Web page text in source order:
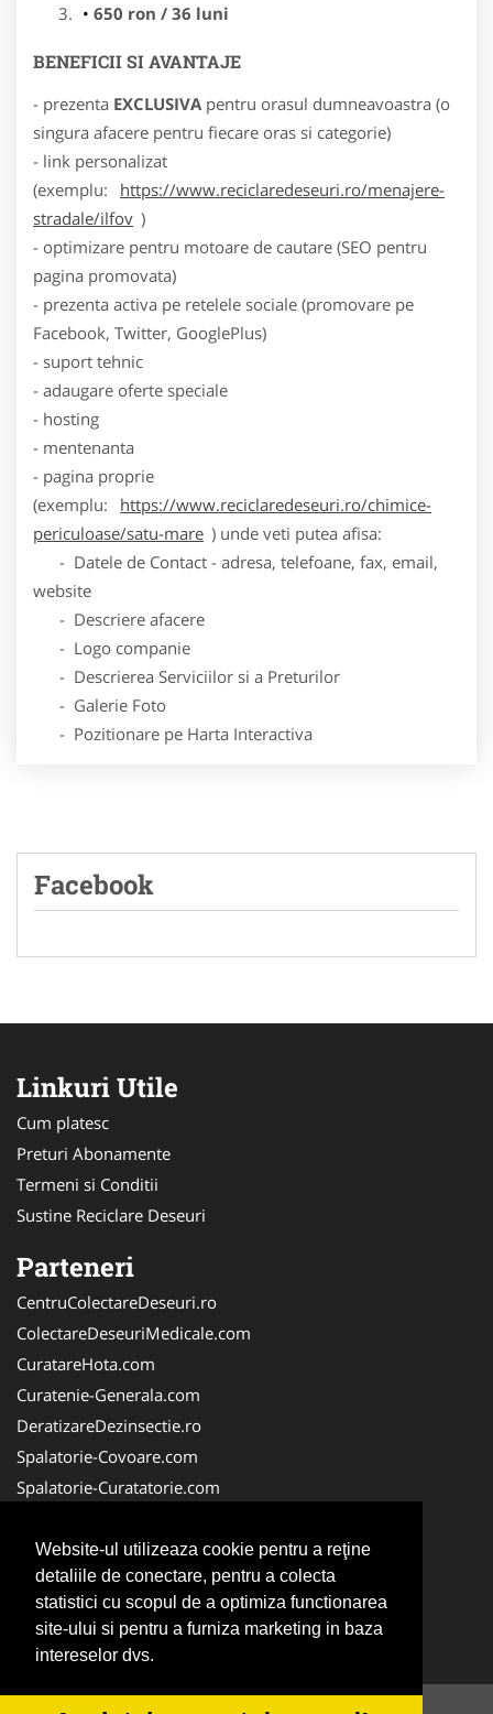
Website-ul utilizeaza cookie pentru a reţine
detaliile de conectare, pentru a colecta
statistici cu scopul de a optimiza functionarea
site-ului si pentru a furniza marketing in baza
intereselor dvs.
650 ron / 36 luni
BENEFICII SI AVANTAJE
- prezenta EXCLUSIVA pentru orasul dumneavoastra (o
singura afacere pentru fiecare oras si categorie)
- link personalizat
(exemplu:
https://www.reciclaredeseuri.ro/menajere-
stradale/ilfov )
- optimizare pentru motoare de cautare (SEO pentru
pagina promovata)
- prezenta activa pe retelele sociale (promovare pe
Facebook, Twitter, GooglePlus)
- suport tehnic
- adaugare oferte speciale
- hosting
- mentenanta
- pagina proprie
(exemplu:
https://www.reciclaredeseuri.ro/chimice-
periculoase/satu-mare ) unde veti putea afisa:
- Datele de Contact - adresa, telefoane, fax, email,
website
- Descriere afacere
- Logo companie
- Descrierea Serviciilor si a Preturilor
- Galerie Foto
- Pozitionare pe Harta Interactiva
Facebook
Linkuri Utile
Cum platesc
Preturi Abonamente
Termeni si Conditii
Sustine Reciclare Deseuri
Parteneri
CentruColectareDeseuri.ro
ColectareDeseuriMedicale.com
CuratareHota.com
Curatenie-Generala.com
DeratizareDezinsectie.ro
Spalatorie-Covoare.com
Spalatorie-Curatatorie.com
FirmaDeratizare.ro
Service-Reparatii.com
Servicii-DDD.com
ServiciiAlpinism.ro